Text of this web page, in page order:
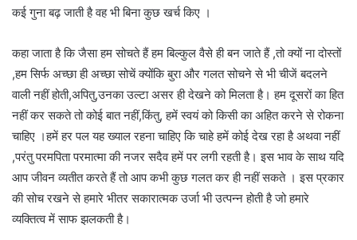
कई गुना बढ़ जाती है वह भी बिना कुछ खर्च किए ।
कहा जाता है कि जैसा हम सोचते हैं हम बिल्कुल वैसे ही बन जाते हैं ,तो क्यों ना दोस्तों
,हम सिर्फ अच्छा ही अच्छा सोचें क्योंकि बुरा और गलत सोचने से भी चीजें बदलने
वाली नहीं होती,अपितु,उनका उल्टा असर ही देखने को मिलता है। हम दूसरों का हित
नहीं कर सकते तो कोई बात नहीं,किंतु, हमें स्वयं को किसी का अहित करने से रोकना
चाहिए ।हमें हर पल यह ख्याल रहना चाहिए कि चाहे हमें कोई देख रहा है अथवा नहीं
,परंतु परमपिता परमात्मा की नजर सदैव हमें पर लगी रहती है। इस भाव के साथ यदि
आप जीवन व्यतीत करते हैं तो आप कभी कुछ गलत कर ही नहीं सकते । इस प्रकार
की सोच रखने से हमारे भीतर सकारात्मक उर्जा भी उत्पन्न होती है जो हमारे
व्यक्तित्व में साफ झलकती है।